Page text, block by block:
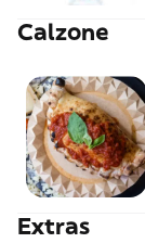
Calzone
Extras